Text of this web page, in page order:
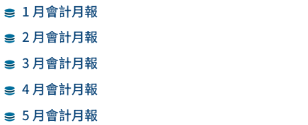
1 月會計月報
2 月會計月報
3 月會計月報
4 月會計月報
5 月會計月報